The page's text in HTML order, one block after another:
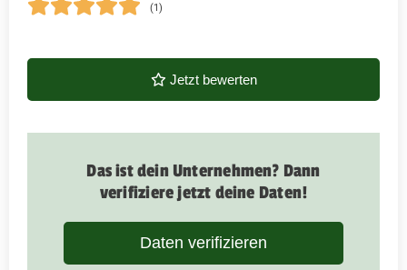
(1)
Jetzt bewerten
Das ist dein Unternehmen? Dann
verifiziere jetzt deine Daten!
Daten verifizieren